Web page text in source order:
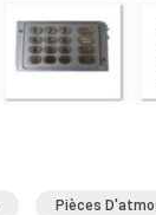
Pièces